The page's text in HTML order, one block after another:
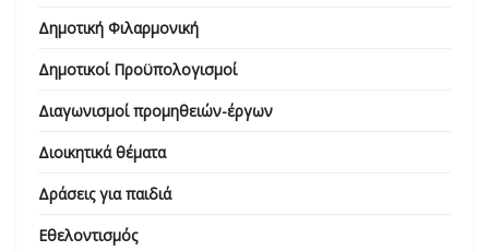
Δημοτική Φιλαρμονική
Δημοτικοί Προϋπολογισμοί
Διαγωνισμοί προμηθειών-έργων
Διοικητικά θέματα
Δράσεις για παιδιά
Εθελοντισμός